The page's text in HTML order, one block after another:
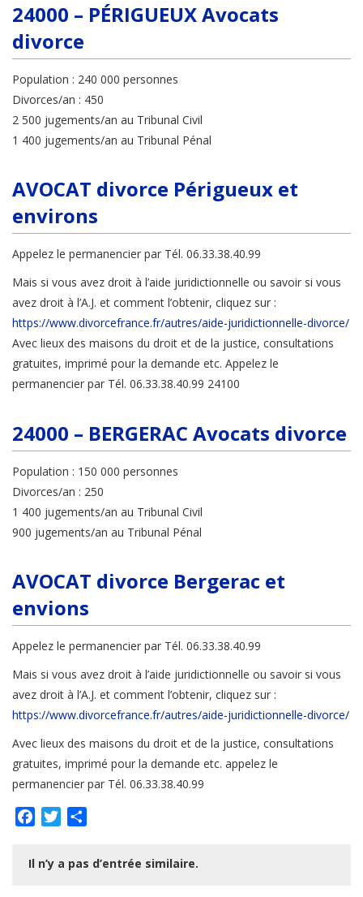
24000 – PÉRIGUEUX Avocats
divorce
Population : 240 000 personnes
Divorces/an : 450
2 500 jugements/an au Tribunal Civil
1 400 jugements/an au Tribunal Pénal
AVOCAT divorce Périgueux et
environs
Appelez le permanencier par Tél. 06.33.38.40.99
Mais si vous avez droit à l’aide juridictionnelle ou savoir si vous
avez droit à l’A.J. et comment l’obtenir, cliquez sur :
https://www.divorcefrance.fr/autres/aide-juridictionnelle-divorce/
Avec lieux des maisons du droit et de la justice, consultations
gratuites, imprimé pour la demande etc. Appelez le
permanencier par Tél. 06.33.38.40.99 24100
24000 – BERGERAC Avocats divorce
Population : 150 000 personnes
Divorces/an : 250
1 400 jugements/an au Tribunal Civil
900 jugements/an au Tribunal Pénal
AVOCAT divorce Bergerac et
envions
Appelez le permanencier par Tél. 06.33.38.40.99
Mais si vous avez droit à l’aide juridictionnelle ou savoir si vous
avez droit à l’A.J. et comment l’obtenir, cliquez sur :
https://www.divorcefrance.fr/autres/aide-juridictionnelle-divorce/
Avec lieux des maisons du droit et de la justice, consultations
gratuites, imprimé pour la demande etc. appelez le
permanencier par Tél. 06.33.38.40.99
FacebookTwitter
Il n’y a pas d’entrée similaire.